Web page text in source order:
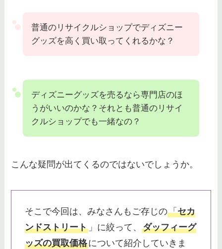
普通のリサイクルショップでディズニー
グッズを高く買い取ってくれるかな？
ディズニーグッズを売るなら専門店のほ
うがいいのかな？それとも普通のリサイ
クルショップでも一緒なの？
こんな疑問が出てくるのではないでしょうか。
そこで今回は、みなさんもご存じの「セカ
ンドストリート 」に絞って、ダッフィーグ
ッズの買取価格について紹介していきま